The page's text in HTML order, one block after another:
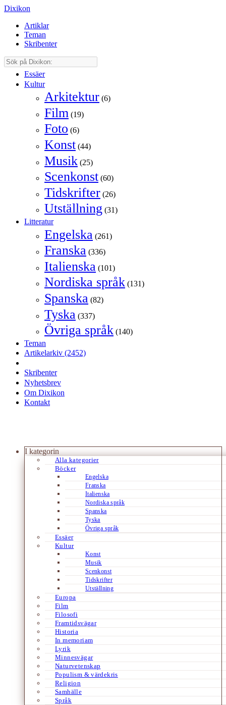
Dixikon
Artiklar
Teman
Skribenter
Essäer
Kultur
Arkitektur (6)
Film (19)
Foto (6)
Konst (44)
Musik (25)
Scenkonst (60)
Tidskrifter (26)
Utställning (31)
Litteratur
Engelska (261)
Franska (336)
Italienska (101)
Nordiska språk (131)
Spanska (82)
Tyska (337)
Övriga språk (140)
Teman
Artikelarkiv (2452)
Skribenter
Nyhetsbrev
Om Dixikon
Kontakt
I kategorin
Alla kategorier
Böcker
Engelska
Franska
Italienska
Nordiska språk
Spanska
Tyska
Övriga språk
Essäer
Kultur
Konst
Musik
Scenkonst
Tidskrifter
Utställning
Europa
Film
Filosofi
Framtidsvägar
Historia
In memoriam
Lyrik
Minnesvägar
Naturvetenskap
Populism & värdekris
Religion
Samhälle
Språk